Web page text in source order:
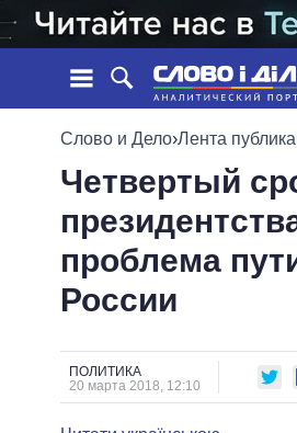
НОВОСТИ
ЛЕНТА
СОБЫТИЯ
СТАТЬИ
МНЕНИЯ
ОБЗОРЫ
ДАЙДЖЕСТЫ
ПОЛИТИКИ
ВСЕ ПОЛИТИКИ
ПРЕЗИДЕНТ И ОФИС
ВЕРХОВНАЯ РАДА
КАБИНЕТ МИНИСТРОВ
СРАВНЕНИЕ
Слово и Дело›Лента
Четвертый
проблема
России
ПОЛИТИКА
20 марта 2018, 12:10